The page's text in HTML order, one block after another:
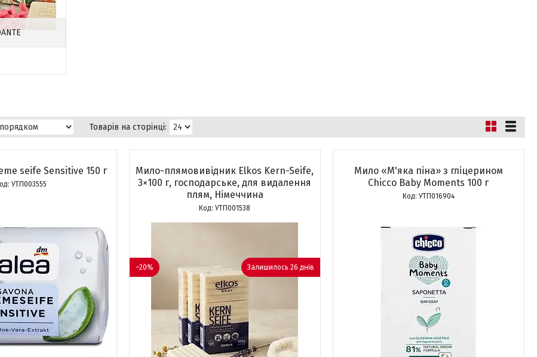
seife Sensitive 150 г
УТП003555
Мило-плямовивідник Elkos Kern-Seife,
3×100 г, господарське, для видалення
плям, Німеччина
УТП001538
–20% Залишилось 26 днів
Мило «М'яка піна» з гліцерином
Chicco Baby Moments 100 г
УТП016904